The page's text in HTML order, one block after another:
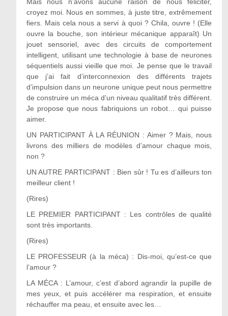
croyez moi. Nous en sommes, à juste titre, extrêmement
fiers. Mais cela nous a servi à quoi ? Chila, ouvre ! (Elle
ouvre la bouche, son intérieur mécanique apparaît) Un
jouet sensoriel, avec des circuits de comportement
intelligent, utilisant une technologie à base de neurones
séquentiels aussi vieille que moi. Je pense que le travail
que j’ai fait d’interconnexion des différents trajets
d’impulsion dans un neurone unique peut nous permettre
de construire un méca d’un niveau qualitatif très différent.
Je propose que nous fabriquions un robot… qui puisse
aimer.
UN PARTICIPANT À LA RÉUNION : Aimer ? Mais, nous
livrons des milliers de modèles d’amour chaque mois,
non ?
UN AUTRE PARTICIPANT : Bien sûr ! Tu es d’ailleurs ton
meilleur client !
(Rires)
LE PREMIER PARTICIPANT : Les contrôles de qualité
sont très importants.
(Rires)
LE PROFESSEUR (à la méca) : Dis-moi, qu’est-ce que
l’amour ?
LA MÉCA : L’amour, c’est d’abord agrandir la pupille de
mes yeux, et puis accélérer ma respiration, et ensuite
réchauffer ma peau, et ensuite avec les…